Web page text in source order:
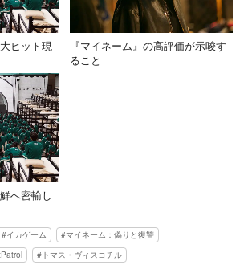
ヒット現
『マイネーム』の高評価が示唆す
ること
へ密輸し
イカゲーム
マイネーム：偽りと復讐
トマス・ヴィスコチル